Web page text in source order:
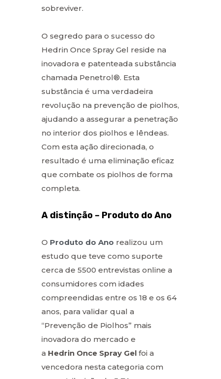
sobreviver.
O segredo para o sucesso do
Hedrin Once Spray Gel reside na
inovadora e patenteada substância
chamada Penetrol®. Esta
substância é uma verdadeira
revolução na prevenção de piolhos,
ajudando a assegurar a penetração
no interior dos piolhos e lêndeas.
Com esta ação direcionada, o
resultado é uma eliminação eficaz
que combate os piolhos de forma
completa.
A distinção – Produto do Ano
O Produto do Ano realizou um
estudo que teve como suporte
cerca de 5500 entrevistas online a
consumidores com idades
compreendidas entre os 18 e os 64
anos, para validar qual a
“Prevenção de Piolhos” mais
inovadora do mercado e
a Hedrin Once Spray Gel foi a
vencedora nesta categoria com